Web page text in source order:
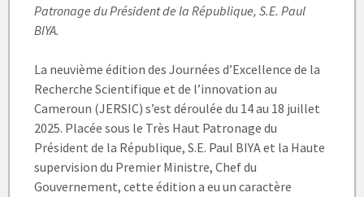
Patronage du Président de la République, S.E. Paul
BIYA.
La neuvième édition des Journées d’Excellence de la
Recherche Scientifique et de l’innovation au
Cameroun (JERSIC) s’est déroulée du 14 au 18 juillet
2025. Placée sous le Très Haut Patronage du
Président de la République, S.E. Paul BIYA et la Haute
supervision du Premier Ministre, Chef du
Gouvernement, cette édition a eu un caractère